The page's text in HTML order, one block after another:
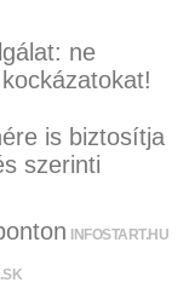
ne
is biztosítja
szerinti
INFOSTART.HU